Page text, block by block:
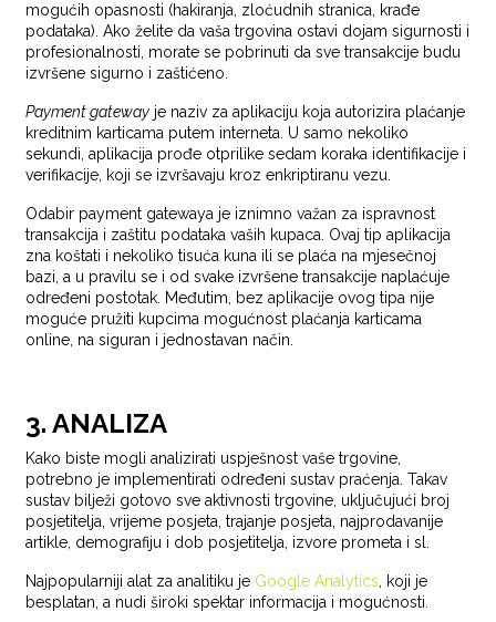
mogućih opasnosti (hakiranja, zloćudnih stranica, krađe
podataka). Ako želite da vaša trgovina ostavi dojam sigurnosti i
profesionalnosti, morate se pobrinuti da sve transakcije budu
izvršene sigurno i zaštićeno.
Payment gateway je naziv za aplikaciju koja autorizira plaćanje
kreditnim karticama putem interneta. U samo nekoliko
sekundi, aplikacija prođe otprilike sedam koraka identifikacije i
verifikacije, koji se izvršavaju kroz enkriptiranu vezu.
Odabir payment gatewaya je iznimno važan za ispravnost
transakcija i zaštitu podataka vaših kupaca. Ovaj tip aplikacija
zna koštati i nekoliko tisuća kuna ili se plaća na mjesečnoj
bazi, a u pravilu se i od svake izvršene transakcije naplaćuje
određeni postotak. Međutim, bez aplikacije ovog tipa nije
moguće pružiti kupcima mogućnost plaćanja karticama
online, na siguran i jednostavan način.
3. ANALIZA
Kako biste mogli analizirati uspješnost vaše trgovine,
potrebno je implementirati određeni sustav praćenja. Takav
sustav bilježi gotovo sve aktivnosti trgovine, uključujući broj
posjetitelja, vrijeme posjeta, trajanje posjeta, najprodavanije
artikle, demografiju i dob posjetitelja, izvore prometa i sl.
Najpopularniji alat za analitiku je Google Analytics , koji je
besplatan, a nudi široki spektar informacija i mogućnosti.